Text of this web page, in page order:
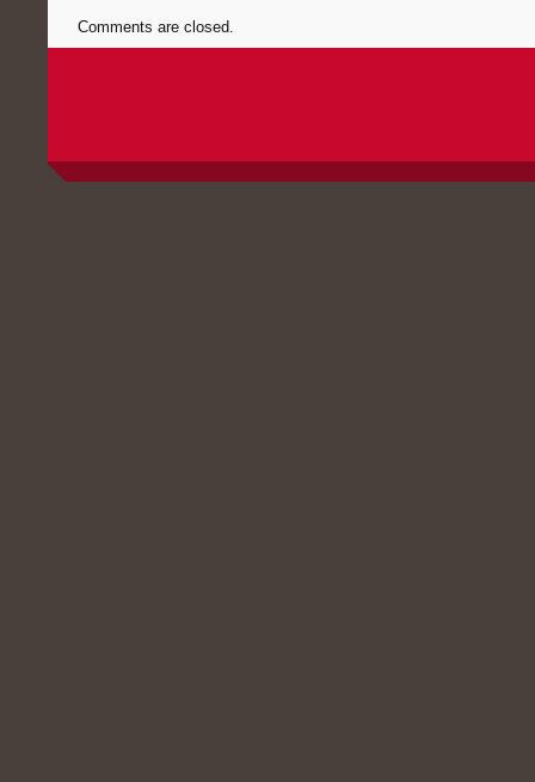
Comments are closed.